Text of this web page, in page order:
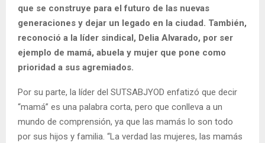
que se construye para el futuro de las nuevas
generaciones y dejar un legado en la ciudad. También,
reconoció a la líder sindical, Delia Alvarado, por ser
ejemplo de mamá, abuela y mujer que pone como
prioridad a sus agremiados.
Por su parte, la líder del SUTSABJYOD enfatizó que decir
“mamá” es una palabra corta, pero que conlleva a un
mundo de comprensión, ya que las mamás lo son todo
por sus hijos y familia. “La verdad las mujeres, las mamás